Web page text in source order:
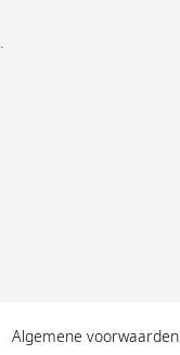
Algemene voorwaarden